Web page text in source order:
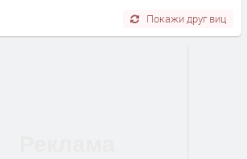
Покажи друг виц